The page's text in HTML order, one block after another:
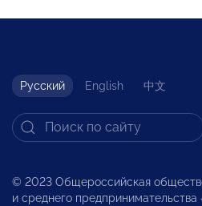
Русский English 中文
© 2023 Общероссийская
и среднего